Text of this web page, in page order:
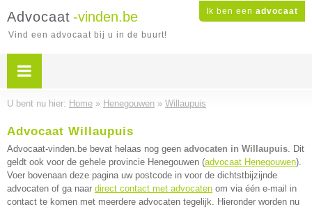
Ik ben een advocaat
Advocaat -vinden.be
Vind een advocaat bij u in de buurt!
U bent nu hier: Home » Henegouwen » Willaupuis
Advocaat Willaupuis
Advocaat-vinden.be bevat helaas nog geen advocaten in Willaupuis. Dit
geldt ook voor de gehele provincie Henegouwen (advocaat Henegouwen).
Voer bovenaan deze pagina uw postcode in voor de dichtstbijzijnde
advocaten of ga naar direct contact met advocaten om via één e-mail in
contact te komen met meerdere advocaten tegelijk. Hieronder worden nu